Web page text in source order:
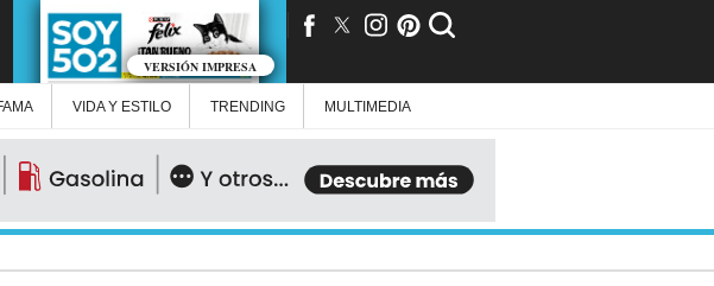
VERSIÓN IMPRESA
VIDA Y ESTILO TRENDING MULTIMEDIA